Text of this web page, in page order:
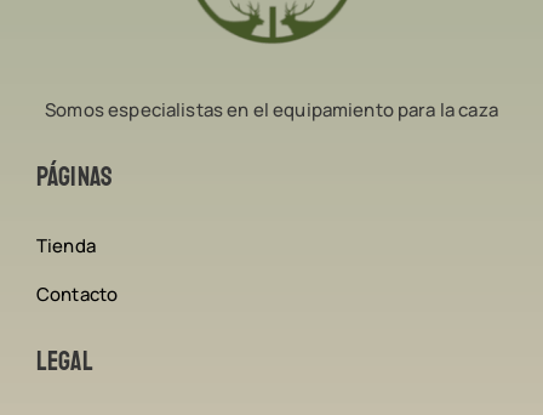
Somos especialistas en el equipamiento para la caza
Páginas
Tienda
Contacto
Legal